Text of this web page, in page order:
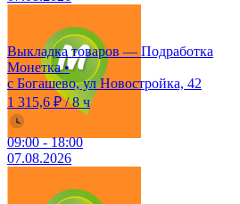
Выкладка товаров — Подработка
Монетка•
с Богашево, ул Новостройка, 42
1 315,6 ₽/8 ч
09:00-18:00
07.08.2026